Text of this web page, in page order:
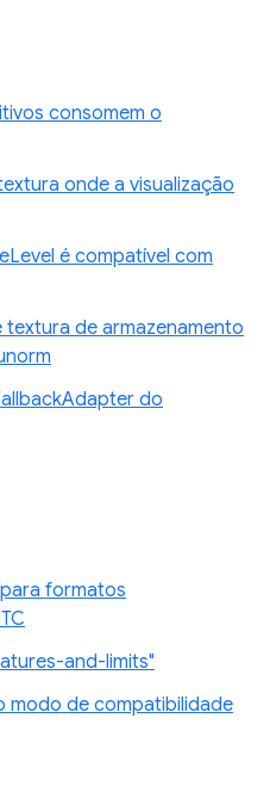
consomem o
onde a visualização
é compatível com
de armazenamento
do
formatos
and-limits"
modo de compatibilidade